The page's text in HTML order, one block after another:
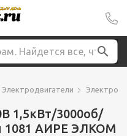
Электродвигатели
1,5кВт/3000об/
1081 АИРЕ ЭЛКОМ